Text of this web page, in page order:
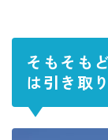
そもそも
は引き取